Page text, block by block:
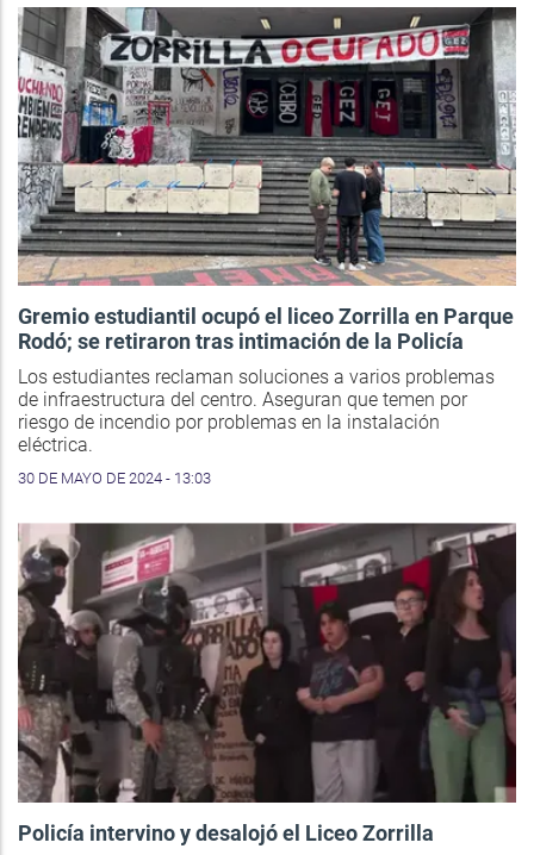
Gremio estudiantil ocupó el liceo Zorrilla en Parque
Rodó; se retiraron tras intimación de la Policía
Los estudiantes reclaman soluciones a varios problemas
de infraestructura del centro. Aseguran que temen por
riesgo de incendio por problemas en la instalación
eléctrica.
30 DE MAYO DE 2024 - 13:03
Policía intervino y desalojó el Liceo Zorrilla